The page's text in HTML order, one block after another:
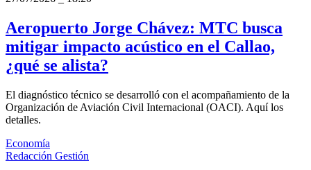
Aeropuerto Jorge Chávez: MTC busca
mitigar impacto acústico en el Callao,
¿qué se alista?
El diagnóstico técnico se desarrolló con el acompañamiento de la
Organización de Aviación Civil Internacional (OACI). Aquí los
detalles.
Economía
Redacción Gestión